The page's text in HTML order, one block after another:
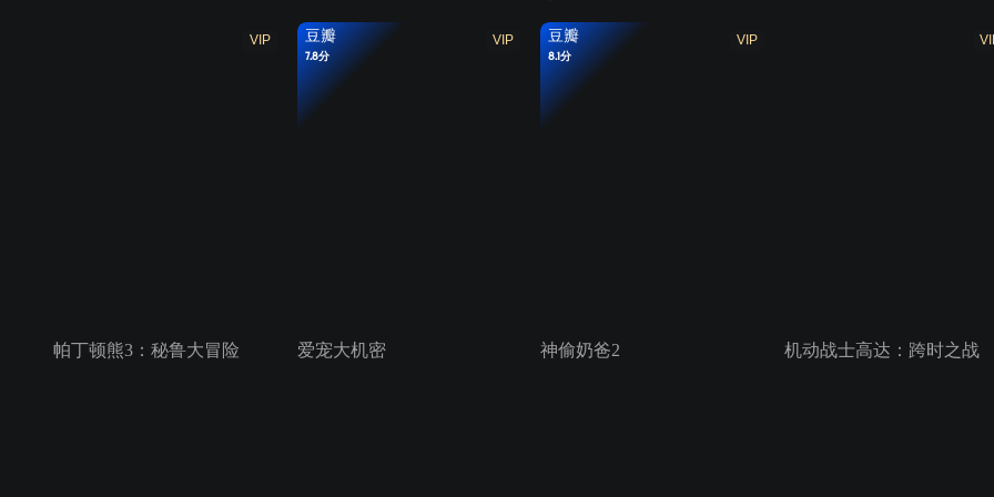
VIP
帕丁顿熊3：秘鲁大冒险
VIP
豆瓣
7.8分
爱宠大机密
VIP
豆瓣
8.1分
神偷奶爸2 机动战士高达：跨时之战